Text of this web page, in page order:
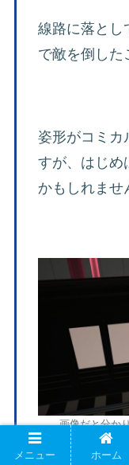
線路に落とし
で敵を倒した
姿形がコミカ
すが、はじめ
かもしれませ
画像だと分か
メニュー ホーム